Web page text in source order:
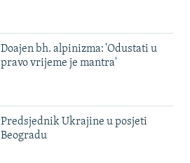
Doajen bh. alpinizma: 'Odustati u
pravo vrijeme je mantra'
Predsjednik Ukrajine u posjeti
Beogradu